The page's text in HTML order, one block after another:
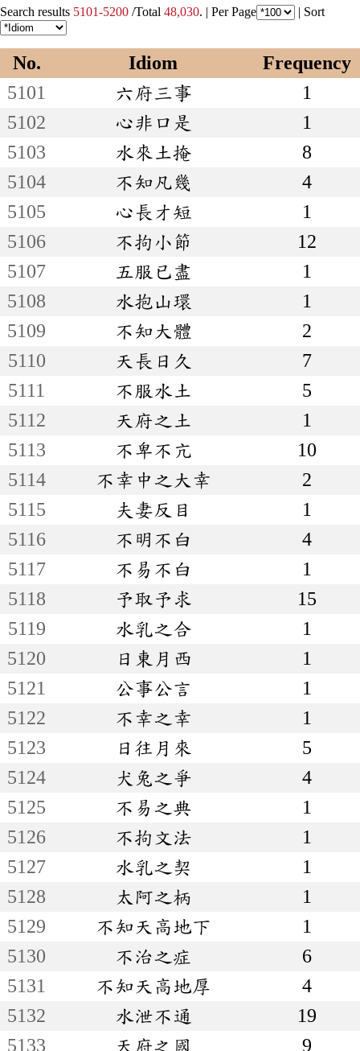
Search results 5101-5200 /Total 48,030. | Per Page | Sort
No. Idiom
Frequency
5101
六府三事
1
5102
心非口是
1
5103
水來土掩
8
5104
不知凡幾
4
5105
心長才短
1
5106
不拘小節
12
5107
五服已盡
1
5108
水抱山環
1
5109
不知大體
2
5110
天長日久
7
5111
不服水土
5
5112
天府之土
1
5113
不卑不亢
10
5114
不幸中之大幸
2
5115
夫妻反目
1
5116
不明不白
4
5117
不易不白
1
5118
予取予求
15
5119
水乳之合
1
5120
日東月西
1
5121
公事公言
1
5122
不幸之幸
1
5123
日往月來
5
5124
犬兔之爭
4
5125
不易之典
1
5126
不拘文法
1
5127
水乳之契
1
5128
太阿之柄
1
5129
不知天高地下
1
5130
不治之症
6
5131
不知天高地厚
4
5132
水泄不通
19
5133
天府之國 9